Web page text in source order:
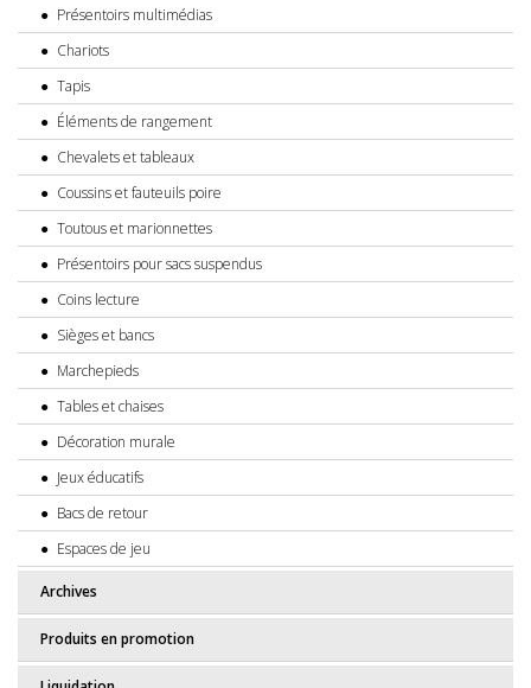
Présentoirs multimédias
Chariots
Tapis
Éléments de rangement
Chevalets et tableaux
Coussins et fauteuils poire
Toutous et marionnettes
Présentoirs pour sacs suspendus
Coins lecture
Sièges et bancs
Marchepieds
Tables et chaises
Décoration murale
Jeux éducatifs
Bacs de retour
Espaces de jeu
Archives
Produits en promotion